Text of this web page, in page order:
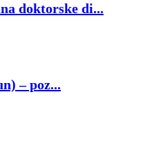
doktorske di...
– poz...